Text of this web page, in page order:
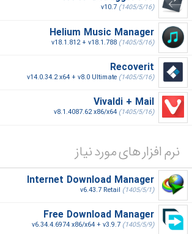
v10.7 (1405/5/16)
Helium Music Manager
v18.1.812 + v18.1.788 (1405/5/16)
Recoverit
v14.0.34.2 x64 + v8.0 Ultimate (1405/5/16)
Vivaldi + Mail
v8.1.4087.62 x86/x64 (1405/5/16)
نرم افزار های مورد نیاز
Internet Download Manager
v6.43.7 Retail (1405/5/1)
Free Download Manager
v6.34.4.6974 x86/x64 + v3.9.7 (1405/5/9)